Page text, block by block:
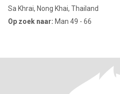
Sa Khrai, Nong Khai, Thailand
Op zoek naar: Man 49 - 66